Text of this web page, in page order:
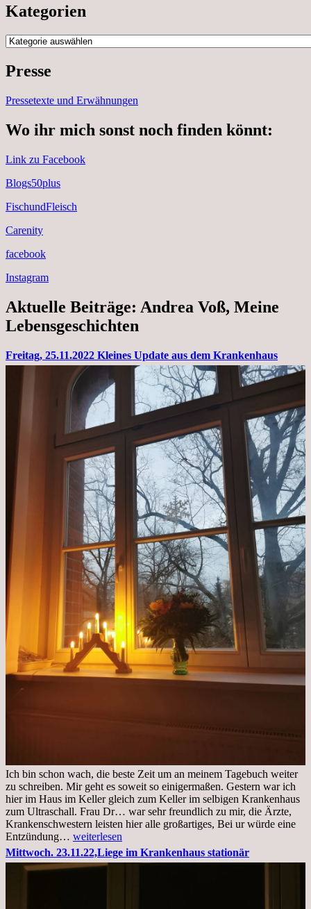
Kategorien
Kategorien
Presse
Pressetexte und Erwähnungen
Wo ihr mich sonst noch finden könnt:
Link zu Facebook
Blogs50plus
FischundFleisch
Carenity
facebook
Instagram
Aktuelle Beiträge: Andrea Voß, Meine
Lebensgeschichten
Freitag, 25.11.2022 Kleines Update aus dem Krankenhaus
Ich bin schon wach, die beste Zeit um an meinem Tagebuch weiter
zu schreiben. Mir geht es soweit so einigermaßen. Gestern war ich
hier im Haus im Keller gleich zum Keller im selbigen Krankenhaus
zum Ultraschall. Frau Dr… war sehr freundlich zu mir, die Ärzte,
Krankenschwestern leisten hier alle großartiges, Bei ur würde eine
Entzündung… Freitag,
25.11.2022
Kleines
weiterlesen
Mittwoch. 23.11.22,Liege im Krankenhaus stationär